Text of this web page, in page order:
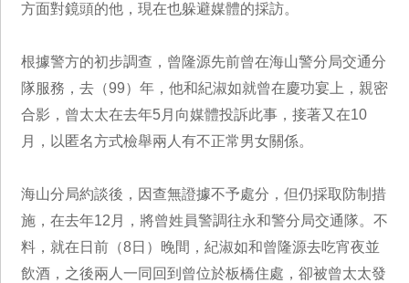
方面對鏡頭的他，現在也躲避媒體的採訪。
根據警方的初步調查，曾隆源先前曾在海山警分局交通分
隊服務，去（99）年，他和紀淑如就曾在慶功宴上，親密
合影，曾太太在去年5月向媒體投訴此事，接著又在10
月，以匿名方式檢舉兩人有不正常男女關係。
海山分局約談後，因查無證據不予處分，但仍採取防制措
施，在去年12月，將曾姓員警調往永和警分局交通隊。不
料，就在日前（8日）晚間，紀淑如和曾隆源去吃宵夜並
飲酒，之後兩人一同回到曾位於板橋住處，卻被曾太太發